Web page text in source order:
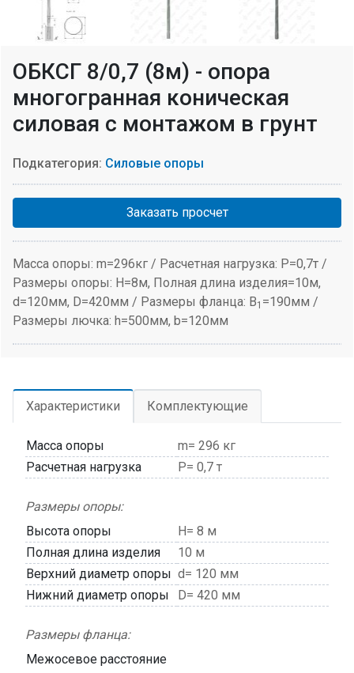
ОБКСГ 8/0,7 (8м) - опора
многогранная коническая
силовая с монтажом в грунт
Подкатегория: Силовые опоры
Заказать просчет
Масса опоры: m=296кг / Расчетная нагрузка: P=0,7т /
Размеры опоры: H=8м, Полная длина изделия=10м,
d=120мм, D=420мм / Размеры фланца: B1 =190мм /
Размеры лючка: h=500мм, b=120мм
Характеристики Комплектующие
Масса опоры
m= 296 кг
Расчетная нагрузка
P= 0,7 т
Размеры опоры:
Высота опоры
H= 8 м
Полная длина изделия
10 м
Верхний диаметр опоры d= 120 мм
Нижний диаметр опоры
D= 420 мм
Размеры фланца:
Межосевое расстояние